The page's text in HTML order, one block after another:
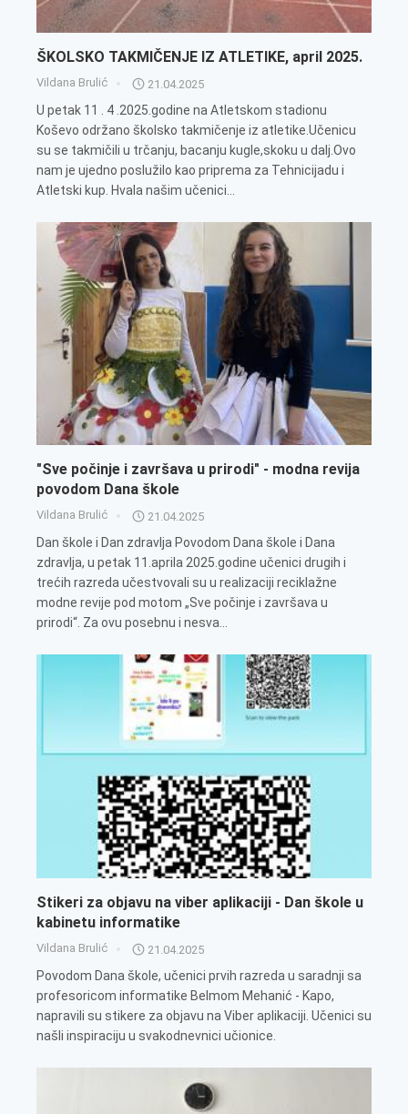
ŠKOLSKO TAKMIČENJE IZ ATLETIKE, april 2025.
Vildana Brulić 21.04.2025
U petak 11 . 4 .2025.godine na Atletskom stadionu
Koševo održano školsko takmičenje iz atletike.Učenicu
su se takmičili u trčanju, bacanju kugle,skoku u dalj.Ovo
nam je ujedno poslužilo kao priprema za Tehnicijadu i
Atletski kup. Hvala našim učenici...
"Sve počinje i završava u prirodi" - modna revija
povodom Dana škole
Vildana Brulić 21.04.2025
Dan škole i Dan zdravlja Povodom Dana škole i Dana
zdravlja, u petak 11.aprila 2025.godine učenici drugih i
trećih razreda učestvovali su u realizaciji reciklažne
modne revije pod motom „Sve počinje i završava u
prirodi“. Za ovu posebnu i nesva...
Stikeri za objavu na viber aplikaciji - Dan škole u
kabinetu informatike
Vildana Brulić 21.04.2025
Povodom Dana škole, učenici prvih razreda u saradnji sa
profesoricom informatike Belmom Mehanić - Kapo,
napravili su stikere za objavu na Viber aplikaciji. Učenici su
našli inspiraciju u svakodnevnici učionice.